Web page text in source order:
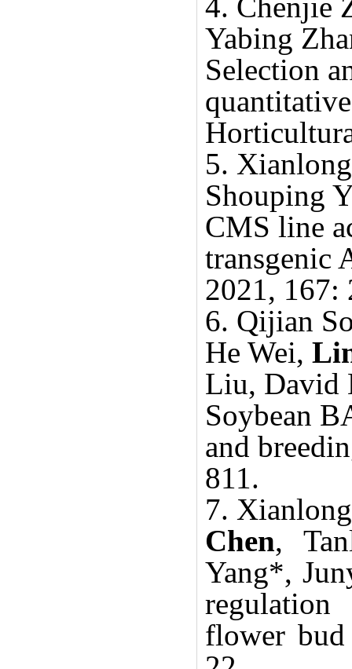
Yabing
Selection
5.
Shouping
CMS line
transgenic
2021, 167:
6. Qijian
He Wei,
Liu, David
Soybean
and
811.
7.
Chen,
Yang*,
flower